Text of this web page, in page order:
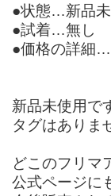
●状態…新品未
●試着…無し
●価格の詳細…
新品未使用で
タグはありま
どこのフリマ
公式ページに